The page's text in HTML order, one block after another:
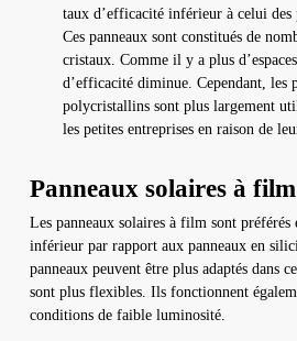
taux d’efficacité inférieur à celui des
Ces panneaux sont constitués de
cristaux. Comme il y a plus
d’efficacité diminue. Cependant, les
polycristallins sont plus largement
les petites entreprises en raison de
Panneaux solaires à film
Les panneaux solaires à film sont préférés
inférieur par rapport aux panneaux en
panneaux peuvent être plus adaptés dans
sont plus flexibles. Ils fonctionnent
conditions de faible luminosité.